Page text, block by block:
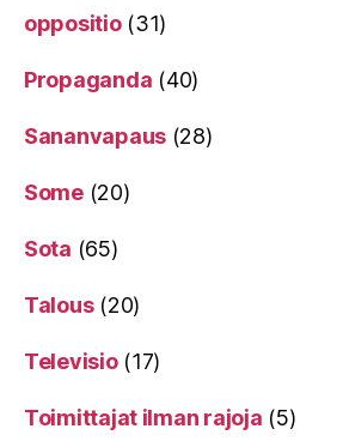
oppositio(31)
Propaganda (40)
Sananvapaus (28)
Some(20)
Sota (65)
Talous(20)
Televisio(17)
Toimittajat ilman rajoja (5)